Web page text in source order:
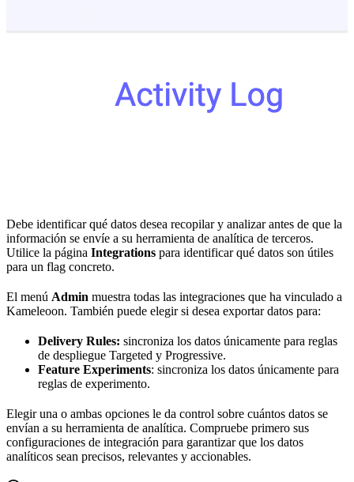
Debe identificar qué datos desea recopilar y analizar antes de que la
información se envíe a su herramienta de analítica de terceros.
Utilice la página Integrations para identificar qué datos son útiles
para un flag concreto.
El menú Admin muestra todas las integraciones que ha vinculado a
Kameleoon. También puede elegir si desea exportar datos para:
Delivery Rules: sincroniza los datos únicamente para reglas
de despliegue Targeted y Progressive.
Feature Experiments: sincroniza los datos únicamente para
reglas de experimento.
Elegir una o ambas opciones le da control sobre cuántos datos se
envían a su herramienta de analítica. Compruebe primero sus
configuraciones de integración para garantizar que los datos
analíticos sean precisos, relevantes y accionables.